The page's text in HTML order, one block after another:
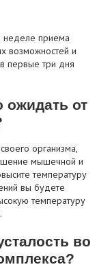
неделе приема
возможностей и
первые три дня
ожидать от
организма,
мышечной и
температуру
вы будете
температуру
во